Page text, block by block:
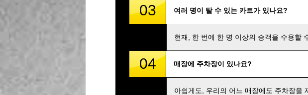
03 여러 명이 탈 수 있는 카트가 있나요?
현재, 한 번에 한 명 이상의 승객을 수용할
04 매장에 주차장이 있나요?
아쉽게도, 우리의 어느 매장에도 주차장을